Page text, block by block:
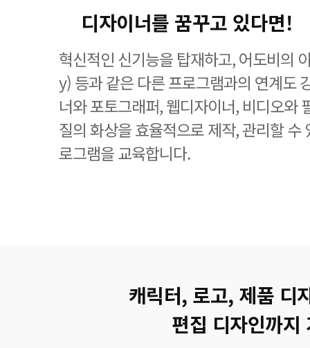
디자이너를 꿈꾸고 있다면!
혁신적인 신기능을 탑재하고, 어도비의
y) 등과 같은 다른 프로그램과의 연계도
너와 포토그래퍼, 웹디자이너, 비디오와
질의 화상을 효율적으로 제작, 관리할 수
로그램을 교육합니다.
캐릭터, 로고, 제품 디
편집 디자인까지